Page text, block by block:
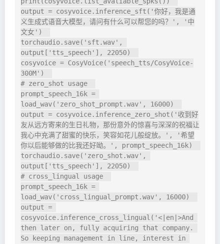
output = cosyvoice.inference_sft('你好，我是通
义生成式语音大模型，请问有什么可以帮您的吗？', '中
文女')
torchaudio.save('sft.wav',
output['tts_speech'], 22050)
cosyvoice = CosyVoice('speech_tts/CosyVoice-
300M')
# zero_shot usage
prompt_speech_16k =
load_wav('zero_shot_prompt.wav', 16000)
output = cosyvoice.inference_zero_shot('收到好
友从远方寄来的生日礼物，那份意外的惊喜与深深的祝福让
我心中充满了甜蜜的快乐，笑容如花儿般绽放。', '希望
你以后能够做的比我还好呦。', prompt_speech_16k)
torchaudio.save('zero_shot.wav',
output['tts_speech'], 22050)
# cross_lingual usage
prompt_speech_16k =
load_wav('cross_lingual_prompt.wav', 16000)
output =
cosyvoice.inference_cross_lingual('<|en|>And
then later on, fully acquiring that company.
So keeping management in line, interest in